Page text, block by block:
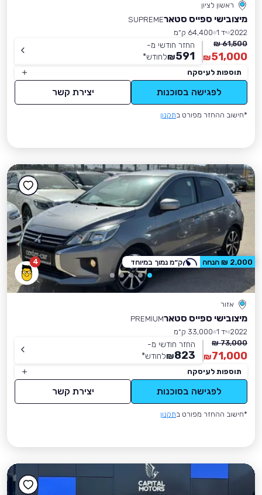
ראשון לציון
מיצובישי ספייס סטארSUPREME
2022 יד 1
64,400 ק״מ
61,500 ₪
51,000
₪
החזר חודשי מ-
591
₪לחודש*
תוספות לעיסקה
לפגישה בסוכנות יצירת קשר
*חישוב ההחזר מפורט בתקנון
4
אזור
מיצובישי ספייס סטארPREMIUM
2022 יד 1
33,000 ק״מ
73,000 ₪
71,000
₪
החזר חודשי מ-
823
₪לחודש*
תוספות לעיסקה
לפגישה בסוכנות יצירת קשר
*חישוב ההחזר מפורט בתקנון
2,000 ₪ הנחה ק״מ נמוך במיוחד